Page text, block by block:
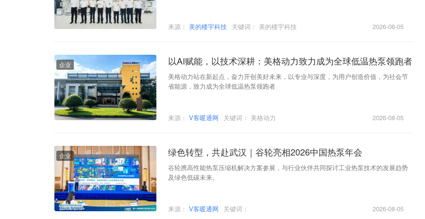
来源： 美的楼宇科技 关键词： 美的楼宇科技 2026-08-05
企业 以AI赋能，以技术深耕：美格动力致力成为全球低温热泵领跑者
美格动力站在新起点，奋力开创美好未来，以专业与深度，为用户创造价值，为社会节
省能源，致力成为全球低温热泵领跑者
来源： V客暖通网 关键词： 美格动力 2026-08-05
企业 绿色转型，共赴武汉｜谷轮亮相2026中国热泵年会
谷轮携高性能热泵压缩机解决方案参展，与行业伙伴共同探讨工业热泵技术的发展趋势
及绿色低碳未来。
来源： V客暖通网 关键词： 2026-08-05